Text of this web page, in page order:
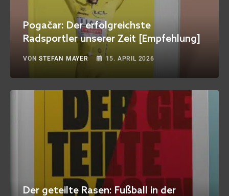
Pogačar: Der erfolgreichste
Radsportler unserer Zeit [Empfehlung]
VONSTEFAN MAYER 15. APRIL 2026
Der geteilte Rasen: Fußball in der